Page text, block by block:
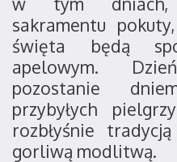
sakramentu
święta będą
apelowym.
pozostanie
przybyłych
rozbłyśnie
gorliwą modlitwą.